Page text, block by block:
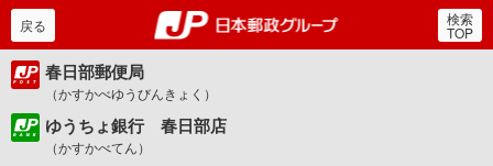
郵便局・日本郵政グルー
戻る 検索
TOP
春日部郵便局
（かすかべゆうびんきょく）
ゆうちょ銀行 春日部店
（かすかべてん）